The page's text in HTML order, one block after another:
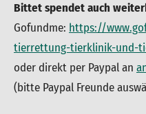
Bittet spendet auch
Gofundme: https://
tierrettung-tierklinik-und-
oder direkt per Paypal an
(bitte Paypal Freunde